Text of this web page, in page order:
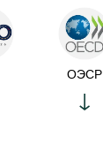
ОЭСР